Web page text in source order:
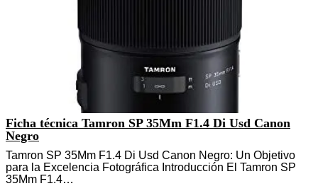
Ficha técnica Tamron SP 35Mm F1.4 Di Usd Canon
Negro
Tamron SP 35Mm F1.4 Di Usd Canon Negro: Un Objetivo
para la Excelencia Fotográfica Introducción El Tamron SP
35Mm F1.4…